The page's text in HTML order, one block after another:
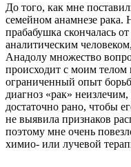
До того, как мне
семейном анамнезе рака.
прабабушка скончалась
аналитическим
Анадолу множество
происходит с моим телом
ограниченный опыт
диагноз «рак»
достаточно рано, чтобы
не выявила признаков
поэтому мне очень
химио- или лучевой